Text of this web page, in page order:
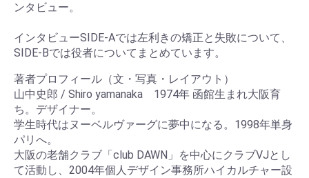
ンタビュー。
インタビューSIDE-Aでは左利きの矯正と失敗について、
SIDE-Bでは役者についてまとめています。
著者プロフィール（文・写真・レイアウト）
山中史郎 / Shiro yamanaka 1974年 函館生まれ大阪育
ち。デザイナー。
学生時代はヌーベルヴァーグに夢中になる。1998年単身
パリへ。
大阪の老舗クラブ「club DAWN」を中心にクラブVJとし
て活動し、2004年個人デザイン事務所ハイカルチャー設